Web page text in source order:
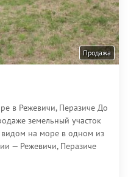
Продажа
в Режевичи, Перазиче До
земельный участок
на море в одном из
— Режевичи, Перазиче